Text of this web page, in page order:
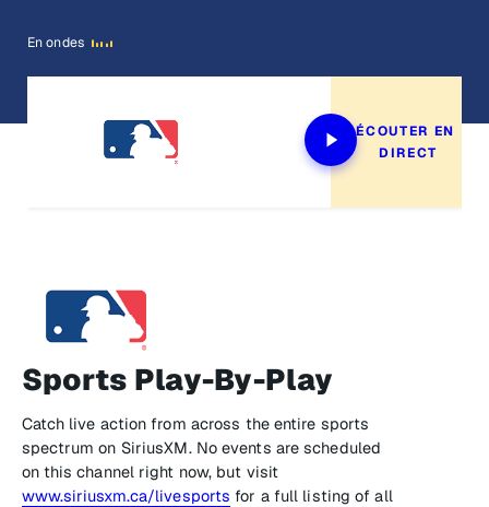
En ondes
ÉCOUTER EN
DIRECT
Sports Play-By-Play
Catch live action from across the entire sports
spectrum on SiriusXM. No events are scheduled
on this channel right now, but visit
www.siriusxm.ca/livesports for a full listing of all